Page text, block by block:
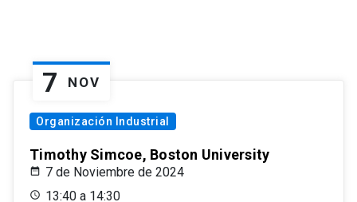
7 NOV
Organización Industrial
Timothy Simcoe, Boston University
7 de Noviembre de 2024
13:40 a 14:30